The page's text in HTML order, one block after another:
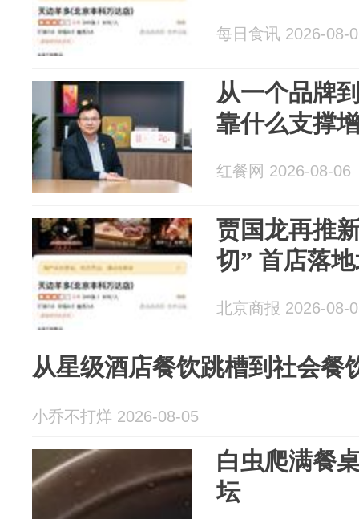
每日食讯 2026-08-
从一个品牌
靠什么支撑
红餐网 2026-08-06
贾国龙再推
切” 首店落
北京商报 2026-08-
从星级酒店餐饮跳槽到社会餐
小乔不打烊 2026-08-05
白虫爬满餐
坛